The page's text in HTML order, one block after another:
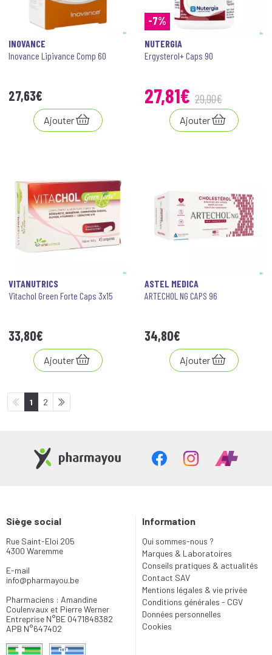
INOVANCE
Inovance Lipivance Comp 60
27,63€
Ajouter
-7%
NUTERGIA
Ergysterol+ Caps 90
27,81€ 29,90€
Ajouter
VITANUTRICS
Vitachol Green Forte Caps 3x15
33,80€
Ajouter
ASTEL MEDICA
ARTECHOL NG CAPS 96
34,80€
Ajouter
1 2
Siège social
Rue Saint-Eloi 205
4300 Waremme
E-mail
info@pharmayou.be
Pharmaciens : Amandine
Coulenvaux et Pierre Werner
Entreprise N°BE 0471848382
APB N°647402
Information
Qui sommes-nous ?
Marques & Laboratoires
Conseils pratiques & actualités
Contact SAV
Mentions légales & vie privée
Conditions générales - CGV
Données personnelles
Cookies